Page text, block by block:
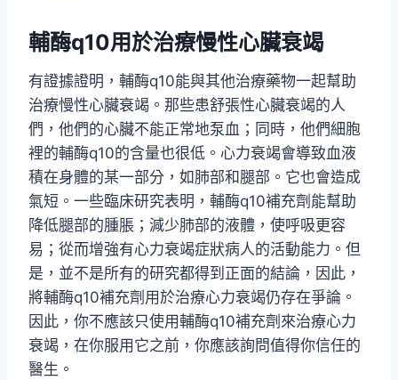
輔酶q10用於治療慢性心臟衰竭
有證據證明，輔酶q10能與其他治療藥物一起幫助
治療慢性心臟衰竭。那些患舒張性心臟衰竭的人
們，他們的心臟不能正常地泵血；同時，他們細胞
裡的輔酶q10的含量也很低。心力衰竭會導致血液
積在身體的某一部分，如肺部和腿部。它也會造成
氣短。一些臨床研究表明，輔酶q10補充劑能幫助
降低腿部的腫脹；減少肺部的液體，使呼吸更容
易；從而增強有心力衰竭症狀病人的活動能力。但
是，並不是所有的研究都得到正面的結論，因此，
將輔酶q10補充劑用於治療心力衰竭仍存在爭論。
因此，你不應該只使用輔酶q10補充劑來治療心力
衰竭，在你服用它之前，你應該詢問值得你信任的
醫生。